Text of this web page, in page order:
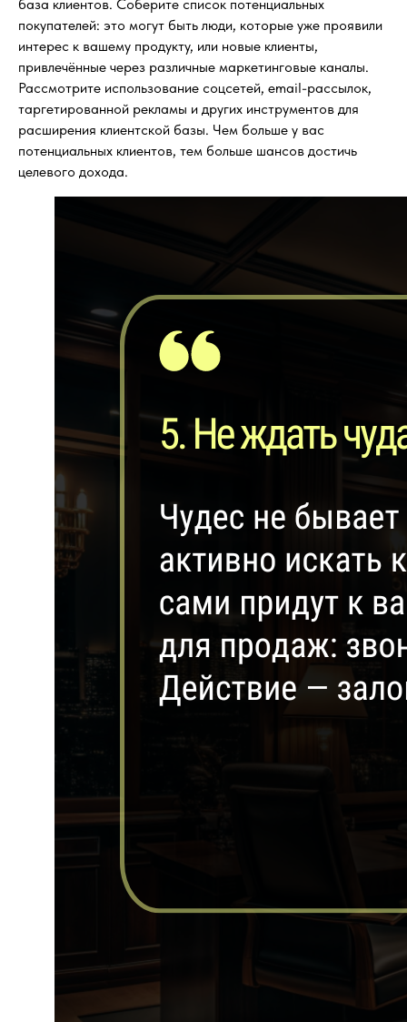
база клиентов. Соберите список потенциальных
покупателей: это могут быть люди, которые уже проявили
интерес к вашему продукту, или новые клиенты,
привлечённые через различные маркетинговые каналы.
Рассмотрите использование соцсетей, email-рассылок,
таргетированной рекламы и других инструментов для
расширения клиентской базы. Чем больше у вас
потенциальных клиентов, тем больше шансов достичь
целевого дохода.